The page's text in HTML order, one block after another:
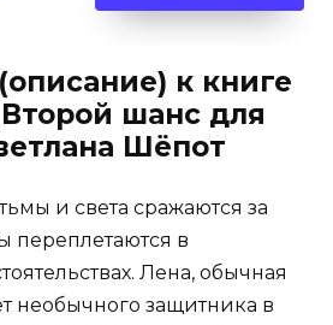
к книге
шанс для
Шёпот
и света сражаются за
переплетаются в
Лена, обычная
необычного защитника в